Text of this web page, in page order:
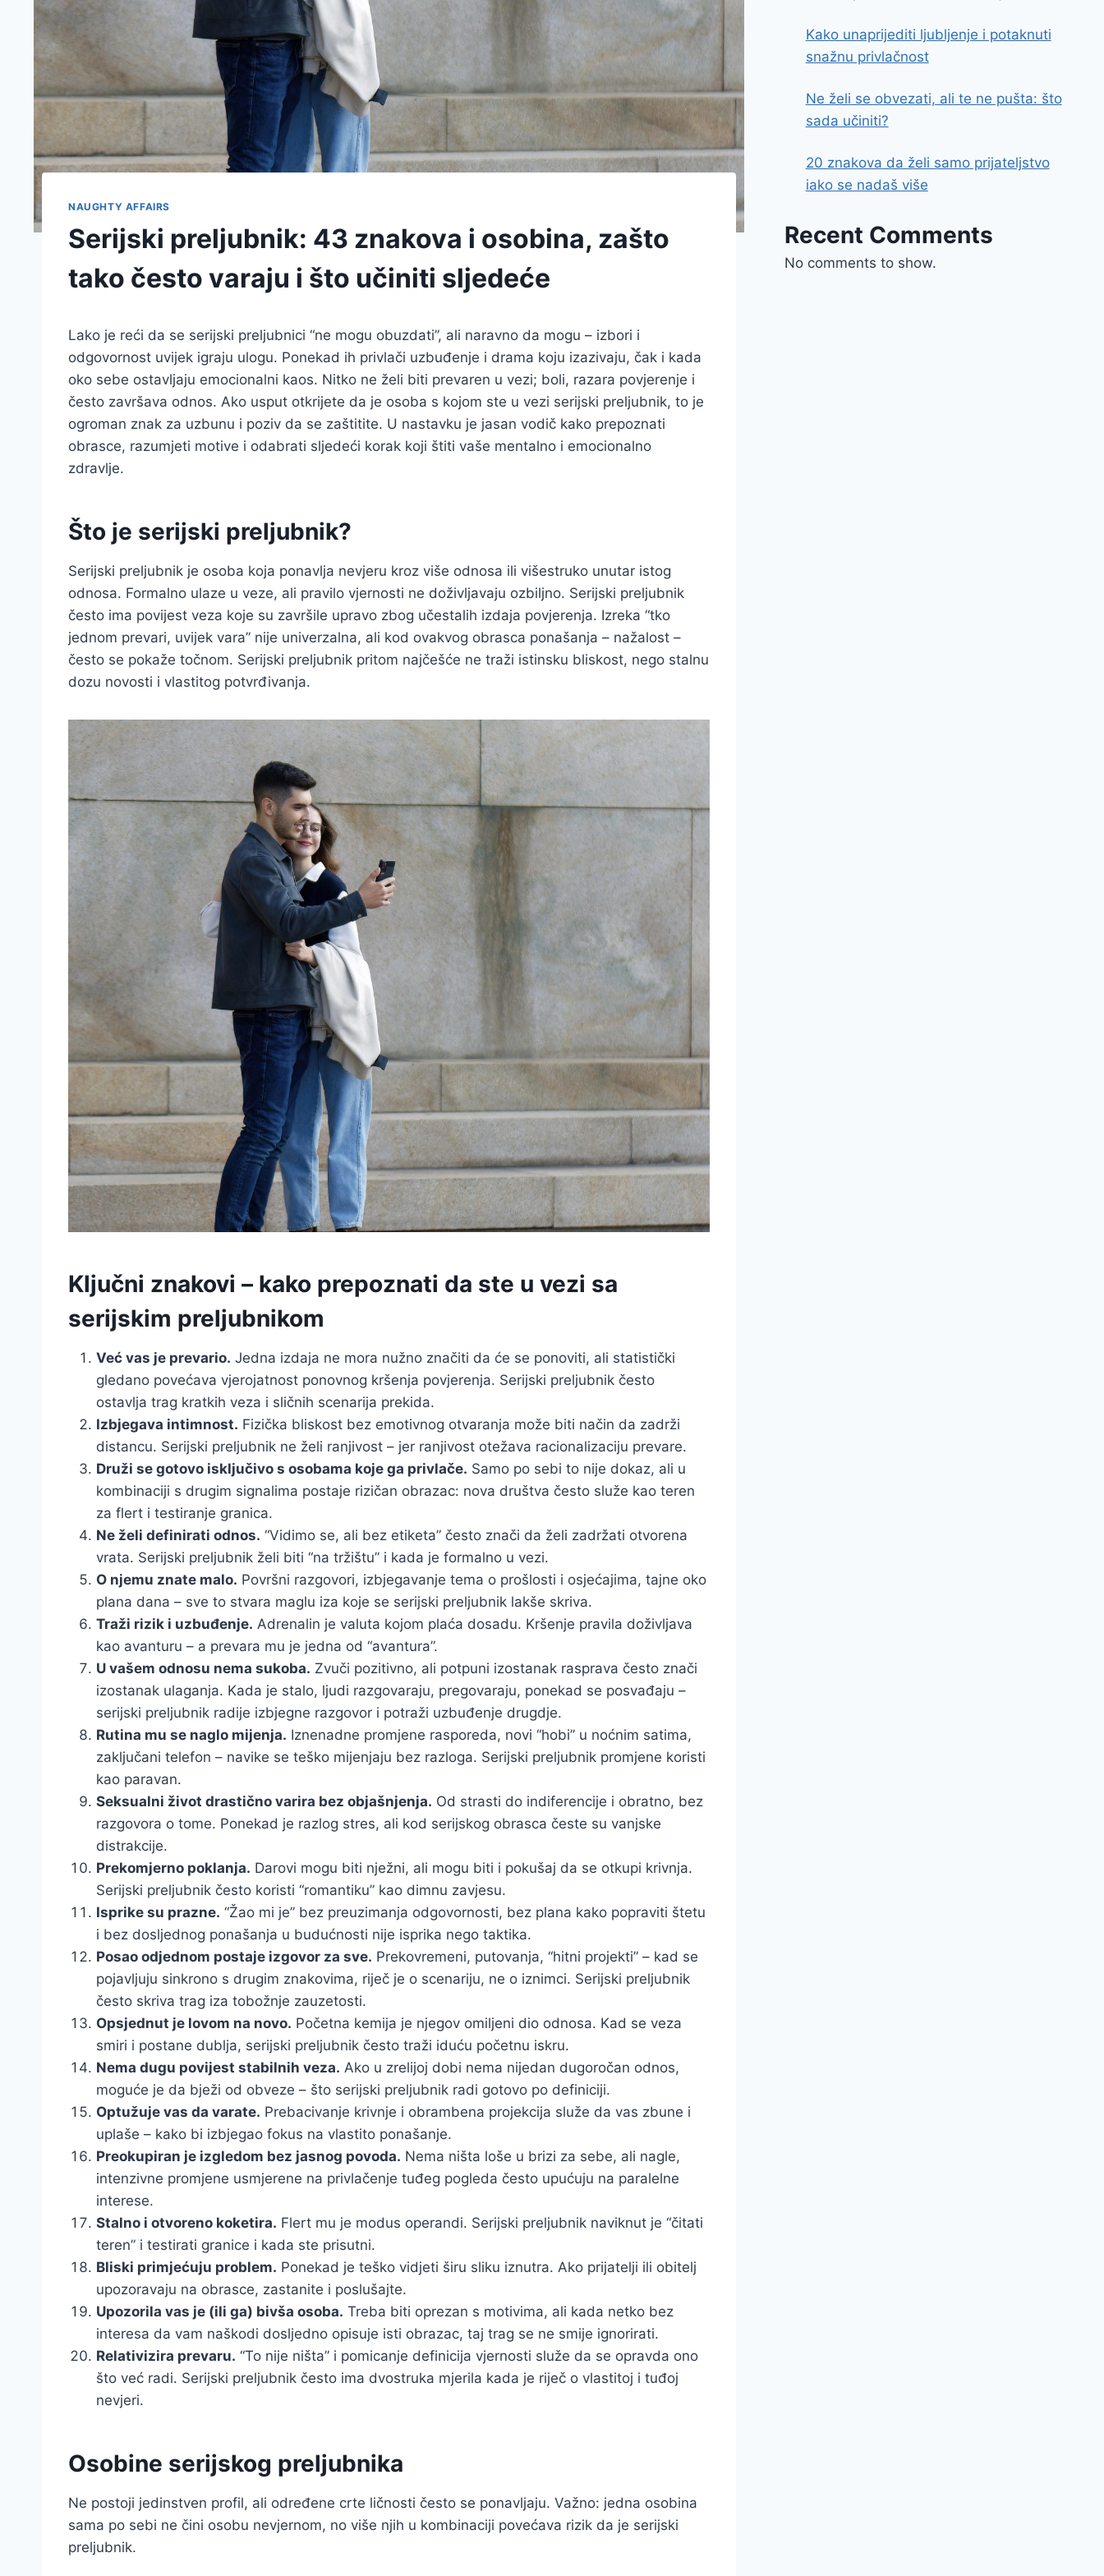
NAUGHTY AFFAIRS
Serijski preljubnik: 43 znakova i osobina, zašto
tako često varaju i što učiniti sljedeće
Lako je reći da se serijski preljubnici “ne mogu obuzdati”, ali naravno da mogu – izbori i
odgovornost uvijek igraju ulogu. Ponekad ih privlači uzbuđenje i drama koju izazivaju, čak i kada
oko sebe ostavljaju emocionalni kaos. Nitko ne želi biti prevaren u vezi; boli, razara povjerenje i
često završava odnos. Ako usput otkrijete da je osoba s kojom ste u vezi serijski preljubnik, to je
ogroman znak za uzbunu i poziv da se zaštitite. U nastavku je jasan vodič kako prepoznati
obrasce, razumjeti motive i odabrati sljedeći korak koji štiti vaše mentalno i emocionalno
zdravlje.
Što je serijski preljubnik?
Serijski preljubnik je osoba koja ponavlja nevjeru kroz više odnosa ili višestruko unutar istog
odnosa. Formalno ulaze u veze, ali pravilo vjernosti ne doživljavaju ozbiljno. Serijski preljubnik
često ima povijest veza koje su završile upravo zbog učestalih izdaja povjerenja. Izreka “tko
jednom prevari, uvijek vara” nije univerzalna, ali kod ovakvog obrasca ponašanja – nažalost –
često se pokaže točnom. Serijski preljubnik pritom najčešće ne traži istinsku bliskost, nego stalnu
dozu novosti i vlastitog potvrđivanja.
Ključni znakovi – kako prepoznati da ste u vezi sa
serijskim preljubnikom
Već vas je prevario. Jedna izdaja ne mora nužno značiti da će se ponoviti, ali statistički
gledano povećava vjerojatnost ponovnog kršenja povjerenja. Serijski preljubnik često
ostavlja trag kratkih veza i sličnih scenarija prekida.
Izbjegava intimnost. Fizička bliskost bez emotivnog otvaranja može biti način da zadrži
distancu. Serijski preljubnik ne želi ranjivost – jer ranjivost otežava racionalizaciju prevare.
Druži se gotovo isključivo s osobama koje ga privlače. Samo po sebi to nije dokaz, ali u
kombinaciji s drugim signalima postaje rizičan obrazac: nova društva često služe kao teren
za flert i testiranje granica.
Ne želi definirati odnos. “Vidimo se, ali bez etiketa” često znači da želi zadržati otvorena
vrata. Serijski preljubnik želi biti “na tržištu” i kada je formalno u vezi.
O njemu znate malo. Površni razgovori, izbjegavanje tema o prošlosti i osjećajima, tajne oko
plana dana – sve to stvara maglu iza koje se serijski preljubnik lakše skriva.
Traži rizik i uzbuđenje. Adrenalin je valuta kojom plaća dosadu. Kršenje pravila doživljava
kao avanturu – a prevara mu je jedna od “avantura”.
U vašem odnosu nema sukoba. Zvuči pozitivno, ali potpuni izostanak rasprava često znači
izostanak ulaganja. Kada je stalo, ljudi razgovaraju, pregovaraju, ponekad se posvađaju –
serijski preljubnik radije izbjegne razgovor i potraži uzbuđenje drugdje.
Rutina mu se naglo mijenja. Iznenadne promjene rasporeda, novi “hobi” u noćnim satima,
zaključani telefon – navike se teško mijenjaju bez razloga. Serijski preljubnik promjene koristi
kao paravan.
Seksualni život drastično varira bez objašnjenja. Od strasti do indiferencije i obratno, bez
razgovora o tome. Ponekad je razlog stres, ali kod serijskog obrasca česte su vanjske
distrakcije.
Prekomjerno poklanja. Darovi mogu biti nježni, ali mogu biti i pokušaj da se otkupi krivnja.
Serijski preljubnik često koristi “romantiku” kao dimnu zavjesu.
Isprike su prazne. “Žao mi je” bez preuzimanja odgovornosti, bez plana kako popraviti štetu
i bez dosljednog ponašanja u budućnosti nije isprika nego taktika.
Posao odjednom postaje izgovor za sve. Prekovremeni, putovanja, “hitni projekti” – kad se
pojavljuju sinkrono s drugim znakovima, riječ je o scenariju, ne o iznimci. Serijski preljubnik
često skriva trag iza tobožnje zauzetosti.
Opsjednut je lovom na novo. Početna kemija je njegov omiljeni dio odnosa. Kad se veza
smiri i postane dublja, serijski preljubnik često traži iduću početnu iskru.
Nema dugu povijest stabilnih veza. Ako u zrelijoj dobi nema nijedan dugoročan odnos,
moguće je da bježi od obveze – što serijski preljubnik radi gotovo po definiciji.
Optužuje vas da varate. Prebacivanje krivnje i obrambena projekcija služe da vas zbune i
uplaše – kako bi izbjegao fokus na vlastito ponašanje.
Preokupiran je izgledom bez jasnog povoda. Nema ništa loše u brizi za sebe, ali nagle,
intenzivne promjene usmjerene na privlačenje tuđeg pogleda često upućuju na paralelne
interese.
Stalno i otvoreno koketira. Flert mu je modus operandi. Serijski preljubnik naviknut je “čitati
teren” i testirati granice i kada ste prisutni.
Bliski primjećuju problem. Ponekad je teško vidjeti širu sliku iznutra. Ako prijatelji ili obitelj
upozoravaju na obrasce, zastanite i poslušajte.
Upozorila vas je (ili ga) bivša osoba. Treba biti oprezan s motivima, ali kada netko bez
interesa da vam naškodi dosljedno opisuje isti obrazac, taj trag se ne smije ignorirati.
Relativizira prevaru. “To nije ništa” i pomicanje definicija vjernosti služe da se opravda ono
što već radi. Serijski preljubnik često ima dvostruka mjerila kada je riječ o vlastitoj i tuđoj
nevjeri.
Osobine serijskog preljubnika
Ne postoji jedinstven profil, ali određene crte ličnosti često se ponavljaju. Važno: jedna osobina
sama po sebi ne čini osobu nevjernom, no više njih u kombinaciji povećava rizik da je serijski
preljubnik.
Kako unaprijediti ljubljenje i potaknuti
snažnu privlačnost
Ne želi se obvezati, ali te ne pušta: što
sada učiniti?
20 znakova da želi samo prijateljstvo
iako se nadaš više
Recent Comments
No comments to show.